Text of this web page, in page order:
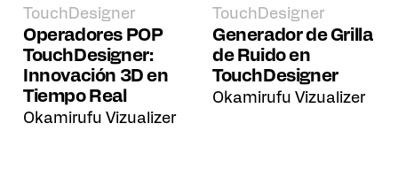
TouchDesigner
Operadores POP
TouchDesigner:
Innovación 3D en
Tiempo Real
Okamirufu Vizualizer
TouchDesigner
Generador de Grilla
de Ruido en
TouchDesigner
Okamirufu Vizualizer